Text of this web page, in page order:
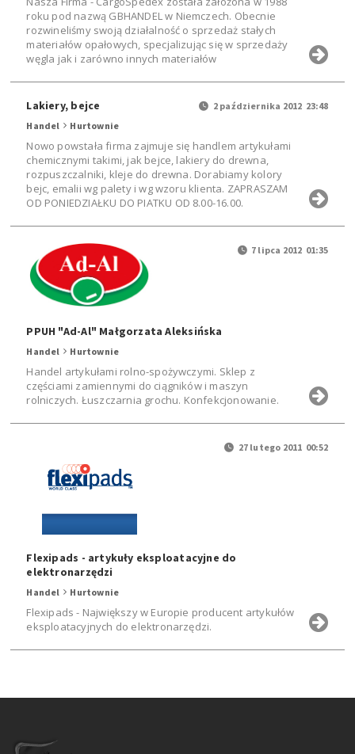
roku pod nazwą GBHANDEL w Niemczech. Obecnie
rozwineliśmy swoją działalność o sprzedaż stałych
materiałów opałowych, specjalizując się w sprzedaży
węgla jak i zarówno innych materiałów
2 października 2012 23:48
Lakiery, bejce
Handel Hurtownie
Nowo powstała firma zajmuje się handlem artykułami
chemicznymi takimi, jak bejce, lakiery do drewna,
rozpuszczalniki, kleje do drewna. Dorabiamy kolory
bejc, emalii wg palety i wg wzoru klienta. ZAPRASZAM
OD PONIEDZIAŁKU DO PIATKU OD 8.00-16.00.
7 lipca 2012 01:35
PPUH "Ad-Al" Małgorzata Aleksińska
Handel Hurtownie
Handel artykułami rolno-spożywczymi. Sklep z
częściami zamiennymi do ciągników i maszyn
rolniczych. Łuszczarnia grochu. Konfekcjonowanie.
27 lutego 2011 00:52
Flexipads - artykuły eksploatacyjne do
elektronarzędzi
Handel Hurtownie
Flexipads - Największy w Europie producent artykułów
eksploatacyjnych do elektronarzędzi.